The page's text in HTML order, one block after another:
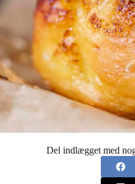
Del indlægget med